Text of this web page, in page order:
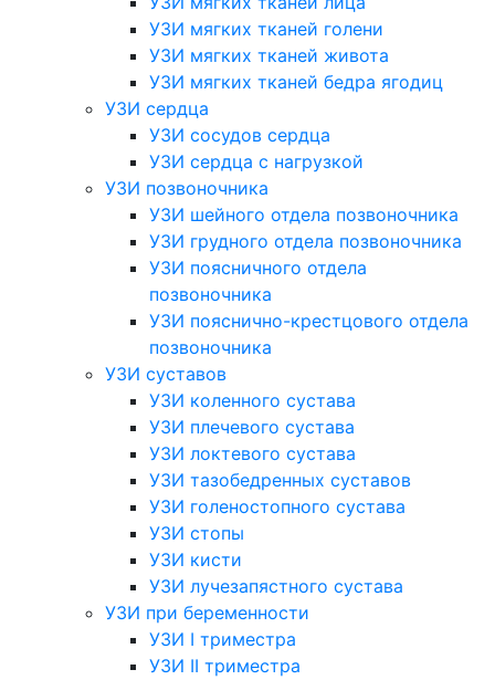
УЗИ мягких тканей голени
УЗИ мягких тканей живота
УЗИ мягких тканей бедра ягодиц
УЗИ сердца
УЗИ сосудов сердца
УЗИ сердца с нагрузкой
УЗИ позвоночника
УЗИ шейного отдела позвоночника
УЗИ грудного отдела позвоночника
УЗИ поясничного отдела
позвоночника
УЗИ пояснично-крестцового отдела
позвоночника
УЗИ суставов
УЗИ коленного сустава
УЗИ плечевого сустава
УЗИ локтевого сустава
УЗИ тазобедренных суставов
УЗИ голеностопного сустава
УЗИ стопы
УЗИ кисти
УЗИ лучезапястного сустава
УЗИ при беременности
УЗИ I триместра
УЗИ II триместра